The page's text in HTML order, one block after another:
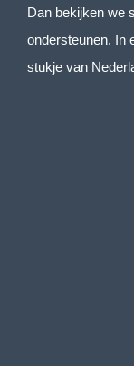
Dan bekijken we
ondersteunen. In
stukje van